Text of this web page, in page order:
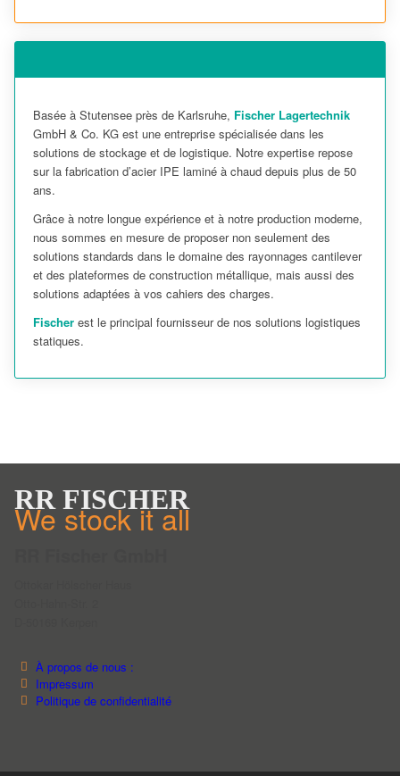
Basée à Stutensee près de Karlsruhe, Fischer Lagertechnik
GmbH & Co. KG est une entreprise spécialisée dans les
solutions de stockage et de logistique. Notre expertise repose
sur la fabrication d’acier IPE laminé à chaud depuis plus de 50
ans.
Grâce à notre longue expérience et à notre production moderne,
nous sommes en mesure de proposer non seulement des
solutions standards dans le domaine des rayonnages cantilever
et des plateformes de construction métallique, mais aussi des
solutions adaptées à vos cahiers des charges.
Fischer est le principal fournisseur de nos solutions logistiques
statiques.
RR FISCHER
We stock it all
À propos de nous :
Impressum
Politique de confidentialité